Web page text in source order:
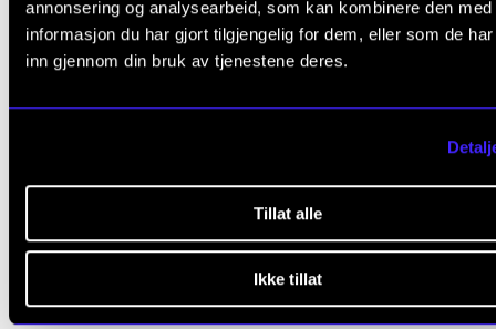
annonsering og analysearbeid, som kan kombinere den med
informasjon du har gjort tilgjengelig for dem, eller som de
inn gjennom din bruk av tjenestene deres.
Tillat alle
Ikke tillat
t
h
e
d
Arbeidstid
Sykefravær
Lønn
Satser for diverse oppdrag
SAP-portalen og DFØ-appen